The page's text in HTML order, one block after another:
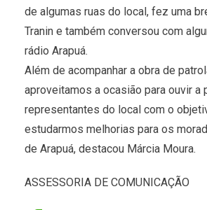
de algumas ruas do local, fez uma
Tranin e também conversou com
rádio Arapuá.
Além de acompanhar a obra de
aproveitamos a ocasião para ouvir a
representantes do local com o
estudarmos melhorias para os
de Arapuá, destacou Márcia Moura.
ASSESSORIA DE COMUNICAÇÃO